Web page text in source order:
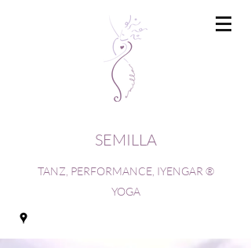
SEMILLA
TANZ, PERFORMANCE, IYENGAR ®
YOGA